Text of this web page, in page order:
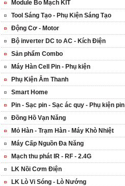
Module Bo Mạch KIT
Tool Sáng Tạo - Phụ Kiện Sáng Tạo
Động Cơ - Motor
Bộ inverter DC to AC - Kích Điện
Sản phẩm Combo
Máy Hàn Cell Pin - Phụ kiện
Phụ Kiện Âm Thanh
Smart Home
Pin - Sạc pin - Sạc ác quy - Phụ kiện pin
Đồng Hồ Vạn Năng
Mỏ Hàn - Trạm Hàn - Máy Khò Nhiệt
Máy Cấp Nguồn Đa Năng
Mạch thu phát IR - RF - 2.4G
LK Nồi Cơm Điện
LK Lò Vi Sóng - Lò Nướng